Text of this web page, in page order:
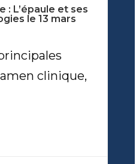
: L’épaule et ses
le 13 mars
clinique,